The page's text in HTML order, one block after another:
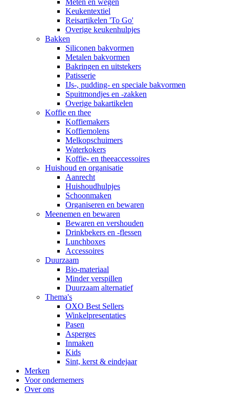
Meten en wegen
Keukentextiel
Reisartikelen 'To Go'
Overige keukenhulpjes
Bakken
Siliconen bakvormen
Metalen bakvormen
Bakringen en uitstekers
Patisserie
IJs-, pudding- en speciale bakvormen
Spuitmondjes en -zakken
Overige bakartikelen
Koffie en thee
Koffiemakers
Koffiemolens
Melkopschuimers
Waterkokers
Koffie- en theeaccessoires
Huishoud en organisatie
Aanrecht
Huishoudhulpjes
Schoonmaken
Organiseren en bewaren
Meenemen en bewaren
Bewaren en vershouden
Drinkbekers en -flessen
Lunchboxes
Accessoires
Duurzaam
Bio-materiaal
Minder verspillen
Duurzaam alternatief
Thema's
OXO Best Sellers
Winkelpresentaties
Pasen
Asperges
Inmaken
Kids
Sint, kerst & eindejaar
Merken
Voor ondernemers
Over ons